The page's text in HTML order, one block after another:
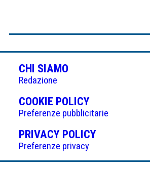
CHI SIAMO
Redazione
COOKIE POLICY(APRE
IN
UNA
NUOVA
Preferenze pubblicitarie
PRIVACY POLICY(APRE
UNA
Preferenze privacy